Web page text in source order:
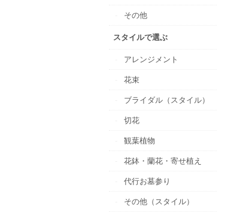
その他
スタイルで選ぶ
アレンジメント
花束
ブライダル（スタイル）
切花
観葉植物
花鉢・蘭花・寄せ植え
代行お墓参り
その他（スタイル）